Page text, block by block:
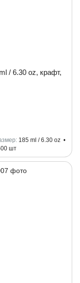
/ 6.30 oz, крафт,
185 ml / 6.30 oz
шт